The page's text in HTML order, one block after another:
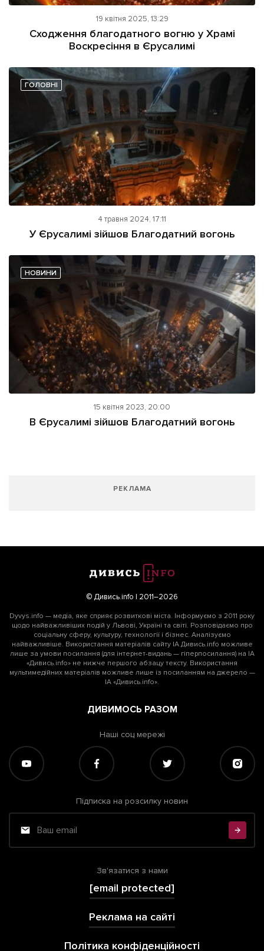
19 квітня 2025, 13:29
Cходження благодатного вогню у Храмі
Воскресіння в Єрусалимі
ГОЛОВНІ
4 травня 2024, 17:11
У Єрусалимі зійшов Благодатний вогонь
НОВИНИ
15 квітня 2023, 20:00
В Єрусалимі зійшов Благодатний вогонь
РЕКЛАМА
© Дивись.info | 2011–2026
Dyvys.info — медіа, яке сприяє розвиткові міста. Інформуємо з 2011 року
щодо найважливіших подій у Львові, Україні та світі. Розповідаємо про
соціальну сферу, культуру, технології і бізнес. Аналізуємо
найважливіше. Використання матеріалів сайту ІА Дивись.info можливе
лише за умови посилання (для інтернет-видань — гіперпосилання) на ІА
«Дивись.info» не нижче першого абзацу тексту. Використання
мультимедійних матеріалів можливе лише із посиланням на джерело —
ІА «Дивись.info».
ДИВИМОСЬ РАЗОМ
Наші соц мережі
Підписка на розсилку новин
Зв'язатися з нами
[email protected]
Реклама на сайті
Політика конфіденційності